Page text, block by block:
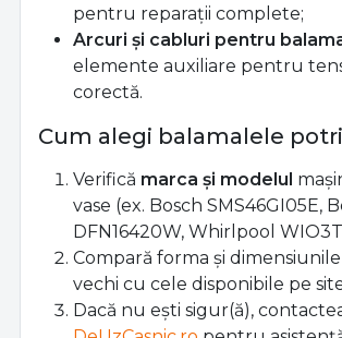
pentru reparații complete;
Arcuri și cabluri pentru
elemente auxiliare pentru
corectă.
Cum alegi balamalele
Verifică marca și modelul
vase (ex. Bosch SMS46GI05E,
DFN16420W, Whirlpool
Compară forma și
vechi cu cele disponibile pe
Dacă nu ești sigur(ă),